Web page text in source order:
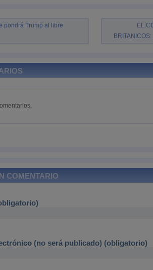
pondrá Trump al libre
EL
COMENTARIO
(no será publicado) (obligatorio)